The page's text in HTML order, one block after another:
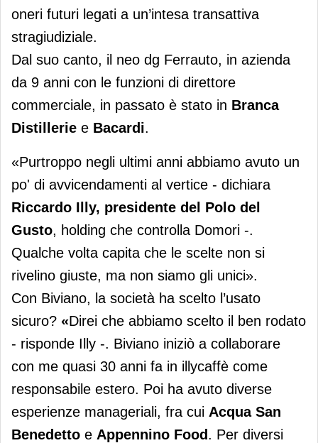
oneri futuri legati a un’intesa transattiva
stragiudiziale.
Dal suo canto, il neo dg Ferrauto, in azienda
da 9 anni con le funzioni di direttore
commerciale, in passato è stato in Branca
Distillerie e Bacardi.
«Purtroppo negli ultimi anni abbiamo avuto un
po' di avvicendamenti al vertice - dichiara
Riccardo Illy, presidente del Polo del
Gusto, holding che controlla Domori -.
Qualche volta capita che le scelte non si
rivelino giuste, ma non siamo gli unici».
Con Biviano, la società ha scelto l’usato
sicuro? «Direi che abbiamo scelto il ben rodato
- risponde Illy -. Biviano iniziò a collaborare
con me quasi 30 anni fa in illycaffè come
responsabile estero. Poi ha avuto diverse
esperienze manageriali, fra cui Acqua San
Benedetto e Appennino Food. Per diversi